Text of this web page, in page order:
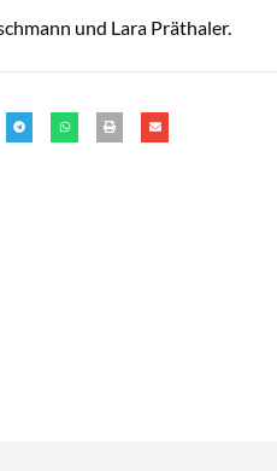
und Lara Präthaler.